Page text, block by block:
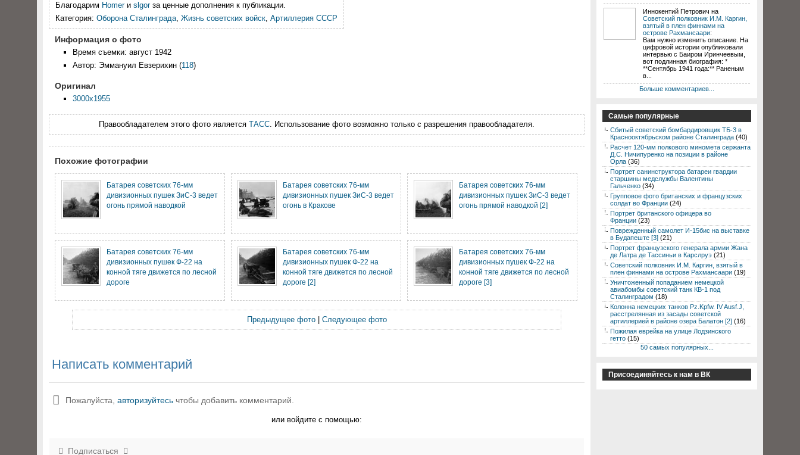
Благодарим Homerи slgorза ценные дополнения к публикации.
Категория: Оборона Сталинграда, Жизнь советских войск, Артиллерия СССР
Информация о фото
Время съемки: август 1942
Автор: Эммануил Евзерихин (118)
Оригинал
3000x1955
Правообладателем этого фото является ТАСС. Использование фото возможно только с разрешения правообладателя.
Похожие фотографии
Батарея советских 76-мм
дивизионных пушек ЗиС-3 ведет
огонь прямой наводкой
Батарея советских 76-мм
дивизионных пушек ЗиС-3 ведет
огонь в Кракове
Батарея советских 76-мм
дивизионных пушек ЗиС-3 ведет
огонь прямой наводкой [2]
Батарея советских 76-мм
дивизионных пушек Ф-22 на
конной тяге движется по лесной
дороге
Батарея советских 76-мм
дивизионных пушек Ф-22 на
конной тяге движется по лесной
дороге [2]
Батарея советских 76-мм
дивизионных пушек Ф-22 на
конной тяге движется по лесной
дороге [3]
Предыдущее фото| Следующее фото
Написать комментарий
Пожалуйста, авторизуйтесь чтобы добавить комментарий.
или войдите с помощью:
Подписаться
Иннокентий Петрович на
Советский полковник И.М. Каргин,
взятый в плен финнами на
острове Рахмансаари:
Вам нужно изменить описание. На
цифровой истории опубликовали
интервью с Баиром Иринчеевым,
вот подлинная биография: *
**Сентябрь 1941 года:** Раненым
в...
Больше комментариев...
Самые популярные
Сбитый советский бомбардировщик ТБ-3 в
Краснооктябрьском районе Сталинграда (40)
Расчет 120-мм полкового миномета сержанта
Д.С. Ничипуренко на позиции в районе
Орла (36)
Портрет санинструктора батареи гвардии
старшины медслужбы Валентины
Гальченко (34)
Групповое фото британских и французских
солдат во Франции (24)
Портрет британского офицера во
Франции (23)
Поврежденный самолет И-15бис на выставке
в Будапеште [3] (21)
Портрет французского генерала армии Жана
де Латра де Тассиньи в Карслруэ (21)
Советский полковник И.М. Каргин, взятый в
плен финнами на острове Рахмансаари (19)
Уничтоженный попаданием немецкой
авиабомбы советский танк КВ-1 под
Сталинградом (18)
Колонна немецких танков Pz.Kpfw. IV Ausf.J,
расстрелянная из засады советской
артиллерией в районе озера Балатон [2] (16)
Пожилая еврейка на улице Лодзинского
гетто (15)
50 самых популярных...
Присоединяйтесь к нам в ВК